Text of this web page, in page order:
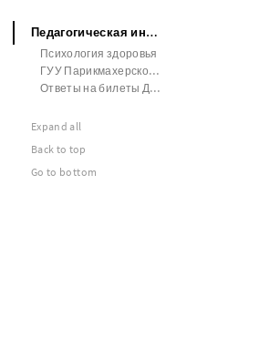
Педагогическая инноватика Чертеж
Психология здоровья
ГУУ Парикмахерское дело
Ответы на билеты Добывающее производство
Expand all
Back to top
Go to bottom